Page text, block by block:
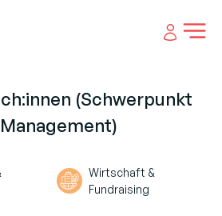
Open
(Schwerpunkt
Wirtschaft &
Fundraising